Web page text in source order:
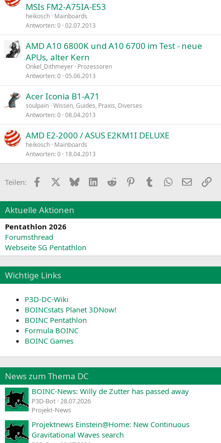
MSIs FM2-A75IA-E53
heikosch Mainboards
Antworten 0 02.07.2013
AMD A10 6800K und A10 6700 im Test - neue
APUs, alter Kern
Onkel_Dithmeyer Prozessoren
Antworten 0 05.06.2013
Acer Iconia B1-A71
soulpain Wissen, Guides, Praxis, Diverses
Antworten 0 08.04.2013
AMD E2-2000 / ASUS E2KM1I DELUXE
heikosch Mainboards
Antworten 0 18.04.2013
Teilen: Facebook BlueskyLinkedIn
Reddit PinterestTumblr WhatsApp
E-Mail
Aktuelle Aktionen
Pentathlon 2026
Forumsthread
Webseite SG Pentathlon
Wichtige Links
P3D-DC-Wiki
BOINCstats Planet 3DNow!
BOINC Pentathlon
Formula BOINC
BOINC Games
News zum Thema DC
BOINC-News: Willy de Zutter has passed away
P3D-Bot 28.07.2026
Projekt-News
Projektnews Einstein@Home: New Continuous
Gravitational Waves search